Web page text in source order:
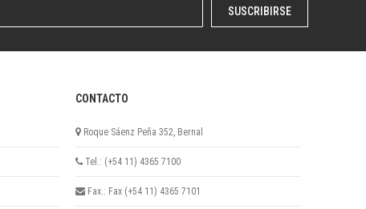
SUSCRIBIRSE
CONTACTO
Roque Sáenz Peña 352, Bernal
Tel.: (+54 11) 4365 7100
Fax.: Fax (+54 11) 4365 7101